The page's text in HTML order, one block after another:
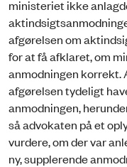
ministeriet ikke
afgørelsen om
for at få afklaret, om
anmodningen
afgørelsen tydeligt
anmodningen,
så advokaten på et
vurdere, om der var
ny, supplerende